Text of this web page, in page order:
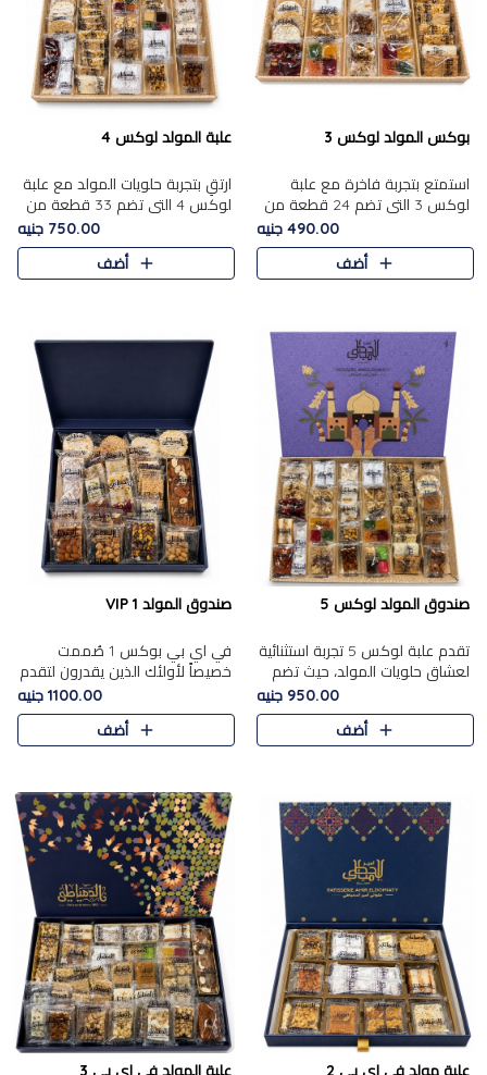
بوكس المولد لوكس 3
استمتع بتجربة فاخرة مع علبة
لوكس 3 التي تضم 24 قطعة من
أشهر حلويات المولد الشرقية
المختارة بعناية. تحتوي التشكيلة
على الجزرية بالفول، والملب..
490.00 جنيه
أضف
علبة المولد لوكس 4
ارتقِ بتجربة حلويات المولد مع علبة
لوكس 4 التي تضم 33 قطعة من
تشكيلة فاخرة ومتنوعة من أشهر
الأصناف الشرقية. تحتوي العلبة على
الجزرية بالفول،..
750.00 جنيه
أضف
صندوق المولد لوكس 5
تقدم علبة لوكس 5 تجربة استثنائية
لعشاق حلويات المولد، حيث تضم
42 قطعة من تشكيلة فاخرة تجمع
بين أشهر الأصناف التقليدية وأصناف
مميزة مختارة بع..
950.00 جنيه
أضف
صندوق المولد VIP 1
في اي بي بوكس 1 صُممت
خصيصاً لأولئك الذين يقدرون لتقدم
تجربة استثنائية بوكس تجمع بين
أفخر حلويات المولد المصري مع
تشكيلة مختارة من الأصناف ..
1100.00 جنيه
أضف
علبة مولد في اي بي 2 علبة المولد في اي بي 3